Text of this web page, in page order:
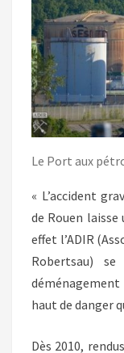
Le Port aux
« L’accident
de Rouen laisse
effet l’ADIR
Robertsau)
déménagement
haut de danger
Dès 2010,